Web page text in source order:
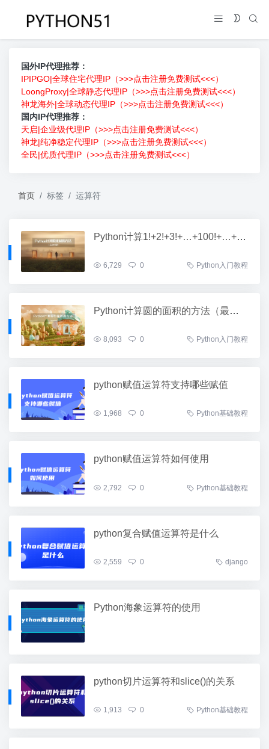
国外IP代理推荐：
IPIPGO|全球住宅代理IP（>>>点击注册免费测试<<<）
LoongProxy|全球静态代理IP（>>>点击注册免费测试<<<）
神龙海外|全球动态代理IP（>>>点击注册免费测试<<<）
国内IP代理推荐：
天启|企业级代理IP（>>>点击注册免费测试<<<）
神龙|纯净稳定代理IP（>>>点击注册免费测试<<<）
全民|优质代理IP（>>>点击注册免费测试<<<）
首页 标签 运算符
Python计算1!+2!+3!+…+100!+…+n!的值的方法（阶乘和）
6,729 0 Python入门教程
Python计算圆的面积的方法（最全面）
8,093 0 Python入门教程
python赋值运算符支持哪些赋值
1,968 0 Python基础教程
python赋值运算符如何使用
2,792 0 Python基础教程
python复合赋值运算符是什么
2,559 0 django
Python海象运算符的使用
python切片运算符和slice()的关系
1,913 0 Python基础教程